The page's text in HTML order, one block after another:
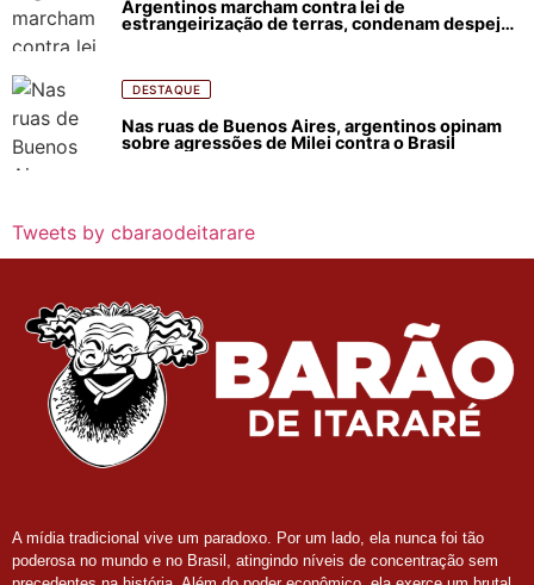
Argentinos marcham contra lei de
estrangeirização de terras, condenam despejos
DESTAQUE
Nas ruas de Buenos Aires, argentinos opinam
sobre agressões de Milei contra o Brasil
Tweets by cbaraodeitarare
A mídia tradicional vive um paradoxo. Por um lado, ela nunca foi tão
poderosa no mundo e no Brasil, atingindo níveis de concentração sem